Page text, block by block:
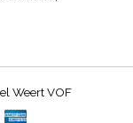
Weert VOF